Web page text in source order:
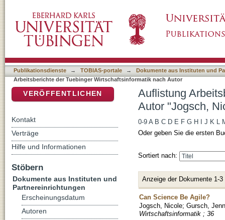
Publikationsdienste → TOBIAS-portale →
Dokumente aus Instituten und
Arbeitsberichte der Tuebinger Wirtschaftsinformatik nach Autor
Auflistung
Autor "Jogsch,
0-9 A B C D E F G H J K L
Oder geben Sie die ersten
Sortiert nach:
Anzeige der Dokumente 1-3
Can Science Be Agile?
Jogsch, Nicole; Gursch,
Wirtschaftsinformatik ; 36
VERÖFFENTLICHEN
Kontakt
Verträge
Hilfe und Informationen
Stöbern
Dokumente aus Instituten und
Partnereinrichtungen
Erscheinungsdatum
Autoren